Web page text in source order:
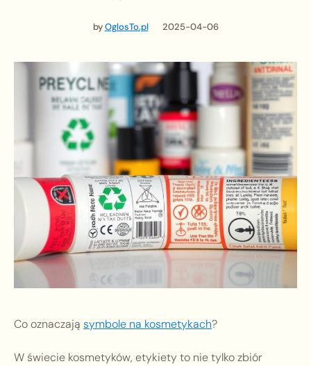
byOglosTo.pl 2025-04-06
Co oznaczają symbole na kosmetykach?
W świecie kosmetyków, etykiety to nie tylko zbiór